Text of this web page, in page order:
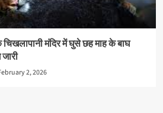
चिखलापानी मंदिर में घुसे छह माह के बाघ
2, 2026